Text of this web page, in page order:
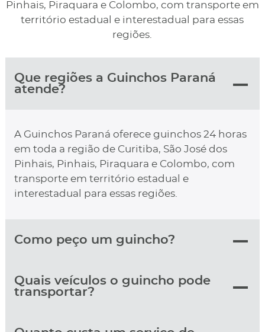
Pinhais, Piraquara e Colombo, com transporte em
território estadual e interestadual para essas
regiões.
Que regiões a Guinchos Paraná
atende?
A Guinchos Paraná oferece guinchos 24 horas
em toda a região de Curitiba, São José dos
Pinhais, Pinhais, Piraquara e Colombo, com
transporte em território estadual e
interestadual para essas regiões.
Como peço um guincho?
Quais veículos o guincho pode
transportar?